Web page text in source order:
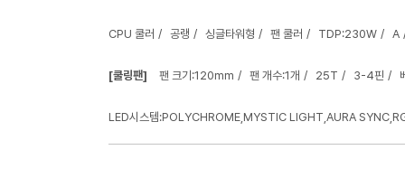
CPU 쿨러 공랭 싱글타워형 팬 쿨러 TDP:230W A
[쿨링팬] 팬 크기:120mm 팬 개수:1개 25T 3-4핀
LED시스템:POLYCHROME,MYSTIC LIGHT,AURA